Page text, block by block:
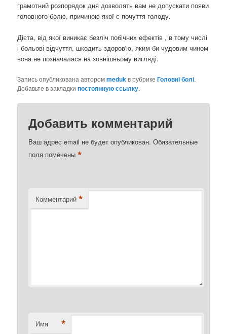
грамотний розпорядок дня дозволять вам не допускати появи
головного болю, причиною якої є почуття голоду.
Дієта, від якої виникає безліч побічних ефектів , в тому числі
і больові відчуття, шкодить здоров'ю, яким би чудовим чином
вона не позначалася на зовнішньому вигляді.
Запись опубликована авторомmedukв рубрикеГоловні болі.
Добавьте в закладкипостоянную ссылку.
Добавить комментарий
Ваш адрес email не будет опубликован. Обязательные
поля помечены*
Комментарий *
Имя *